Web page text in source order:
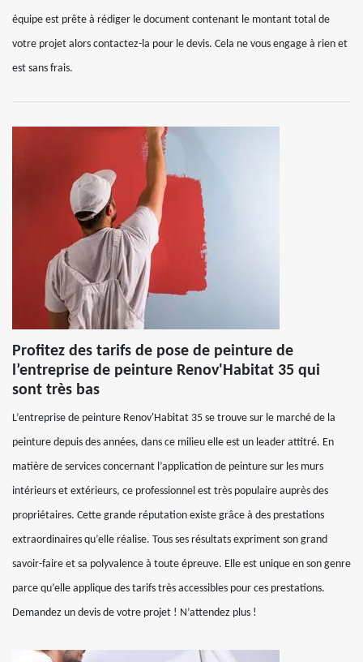
équipe est prête à rédiger le document contenant le montant total de
votre projet alors contactez-la pour le devis. Cela ne vous engage à rien et
est sans frais.
Profitez des tarifs de pose de peinture de
l’entreprise de peinture Renov'Habitat 35 qui
sont très bas
L’entreprise de peinture Renov'Habitat 35 se trouve sur le marché de la
peinture depuis des années, dans ce milieu elle est un leader attitré. En
matière de services concernant l’application de peinture sur les murs
intérieurs et extérieurs, ce professionnel est très populaire auprès des
propriétaires. Cette grande réputation existe grâce à des prestations
extraordinaires qu’elle réalise. Tous ses résultats expriment son grand
savoir-faire et sa polyvalence à toute épreuve. Elle est unique en son genre
parce qu’elle applique des tarifs très accessibles pour ces prestations.
Demandez un devis de votre projet ! N’attendez plus !